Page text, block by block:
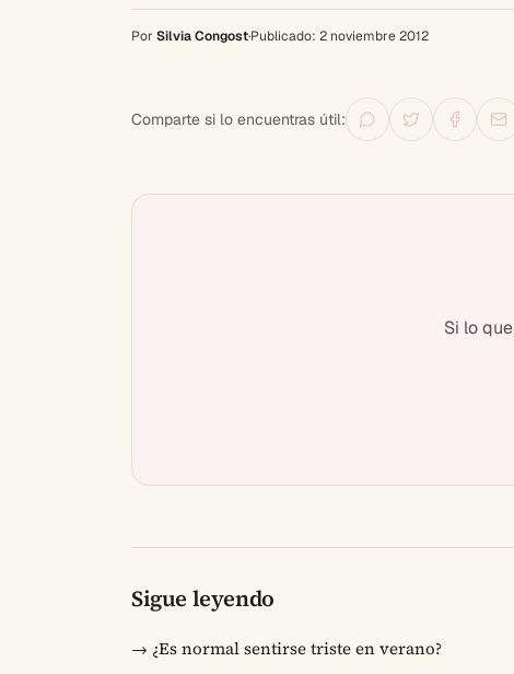
Por Silvia Congost·Publicado: 2 noviembre 2012
Comparte si lo encuentras útil:
Si lo
Sigue leyendo
→ ¿Es normal sentirse triste en verano?